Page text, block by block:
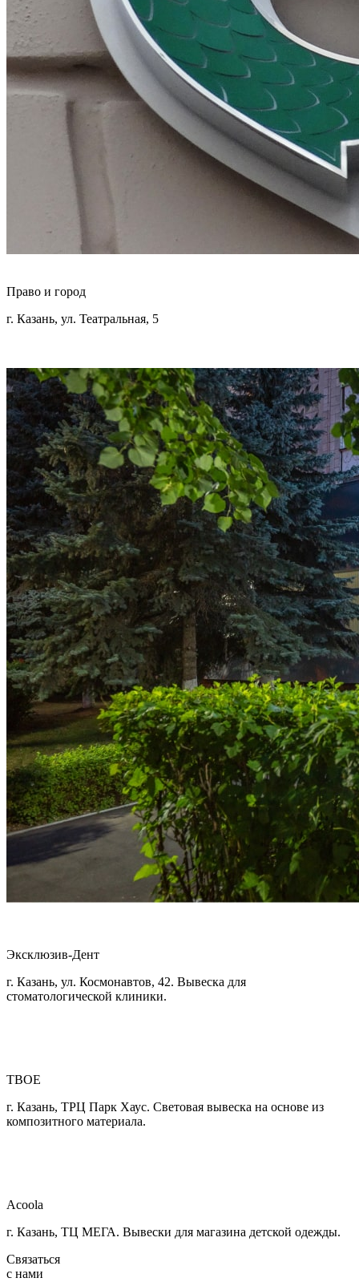
Право и город
г. Казань, ул. Театральная, 5
Эксклюзив-Дент
г. Казань, ул. Космонавтов, 42. Вывеска для
стоматологической клиники.
ТВОЕ
г. Казань, ТРЦ Парк Хаус. Световая вывеска на основе из
композитного материала.
Acoola
г. Казань, ТЦ МЕГА. Вывески для магазина детской одежды.
Связаться
с нами